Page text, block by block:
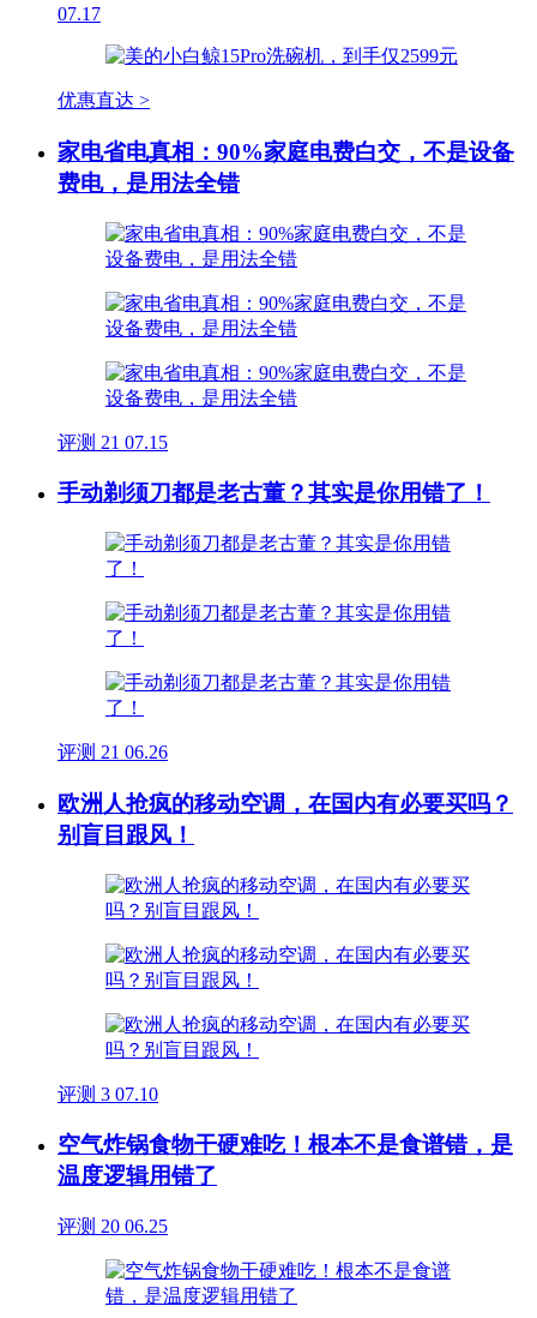
07.17
优惠直达 >
家电省电真相：90%家庭电费白交，不是设备
费电，是用法全错
评测 21 07.15
手动剃须刀都是老古董？其实是你用错了！
评测 21 06.26
欧洲人抢疯的移动空调，在国内有必要买吗？
别盲目跟风！
评测 3 07.10
空气炸锅食物干硬难吃！根本不是食谱错，是
温度逻辑用错了
评测 20 06.25